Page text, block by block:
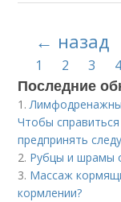
← назад
1 2 3 4
Последние
1.
Чтобы
предпринять
2. Рубцы и шрамы
3. Массаж
кормлении?